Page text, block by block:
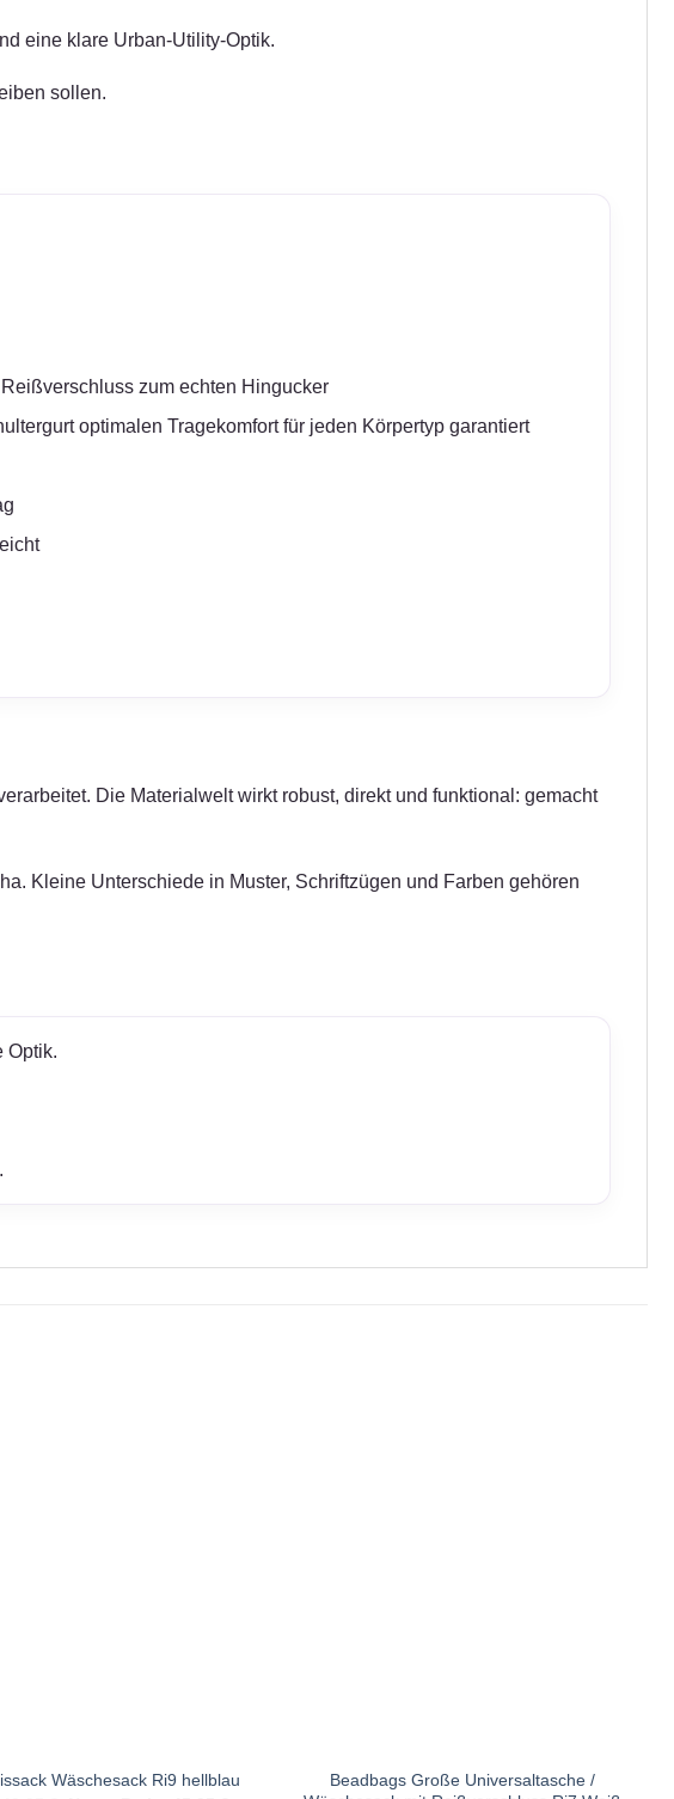
eine klare Urban-Utility-Optik.
sollen.
zum echten Hingucker
optimalen Tragekomfort für jeden Körpertyp garantiert
Die Materialwelt wirkt robust, direkt und funktional: gemacht
Kleine Unterschiede in Muster, Schriftzügen und Farben gehören
Optik.
Wäschesack Ri9 hellblau
Beadbags Große Universaltasche /